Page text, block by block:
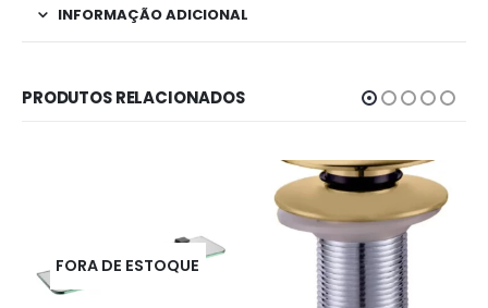
INFORMAÇÃO ADICIONAL
PRODUTOS RELACIONADOS
FORA DE ESTOQUE